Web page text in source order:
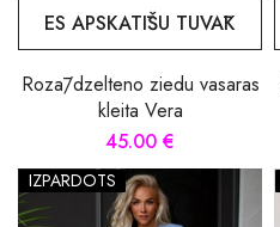
ES APSKATĪŠU TUVĀK
Rozā/dzelteno ziedu vasaras
kleita Vera
45.00 €
IZPĀRDOTS